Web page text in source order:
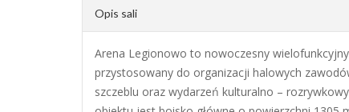
Opis sali
Arena Legionowo to nowoczesny
przystosowany do organizacji halowych
szczeblu oraz wydarzeń kulturalno –